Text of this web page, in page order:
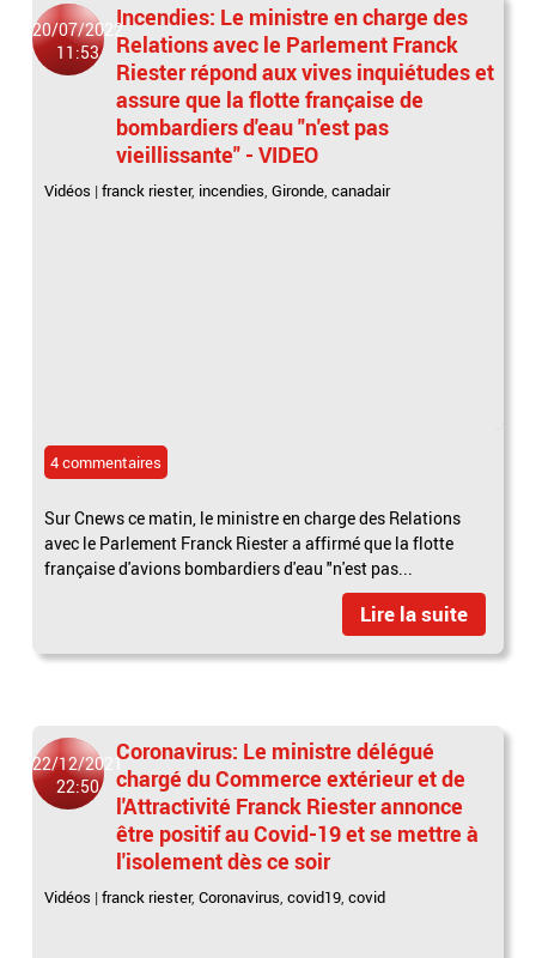
20/07/2022
11:53
Incendies: Le ministre en charge des
Relations avec le Parlement Franck
Riester répond aux vives inquiétudes et
assure que la flotte française de
bombardiers d'eau "n'est pas
vieillissante" - VIDEO
Vidéos |franck riester, incendies,Gironde,canadair
4 commentaires
Sur Cnews ce matin, le ministre en charge des Relations
avec le Parlement Franck Riester a affirmé que la flotte
française d'avions bombardiers d'eau "n'est pas...
Lire la suite
22/12/2021
22:50
Coronavirus: Le ministre délégué
chargé du Commerce extérieur et de
l'Attractivité Franck Riester annonce
être positif au Covid-19 et se mettre à
l'isolement dès ce soir
Vidéos |franck riester,Coronavirus,covid19,covid